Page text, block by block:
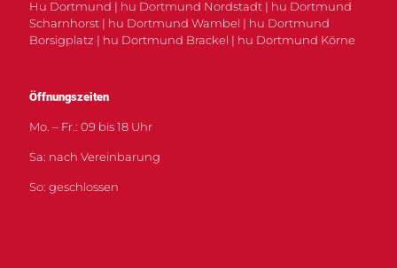
Hu Dortmund | hu Dortmund Nordstadt | hu Dortmund
Scharnhorst | hu Dortmund Wambel | hu Dortmund
Borsigplatz | hu Dortmund Brackel | hu Dortmund Körne
Öffnungszeiten
Mo. – Fr.: 09 bis 18 Uhr
Sa: nach Vereinbarung
So: geschlossen